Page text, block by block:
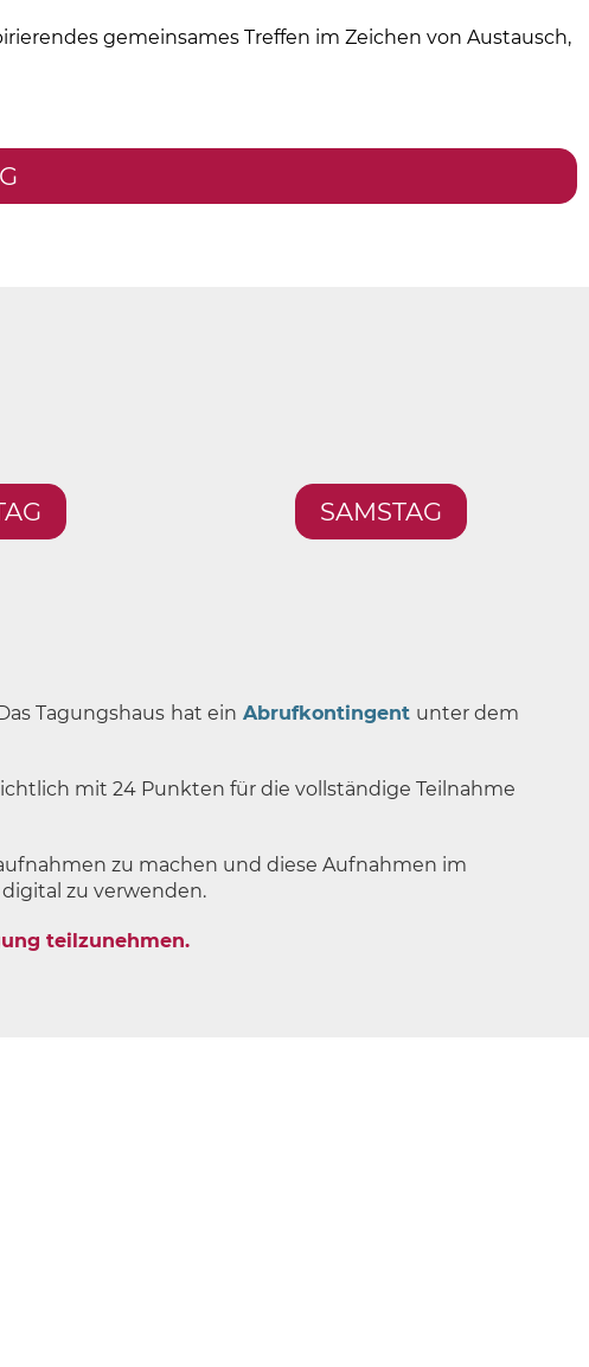
gemeinsames Treffen im Zeichen von Austausch,
SAMSTAG
Tagungshaus hat ein Abrufkontingent unter dem
mit 24 Punkten für die vollständige Teilnahme
zu machen und diese Aufnahmen im
zu verwenden.
teilzunehmen.